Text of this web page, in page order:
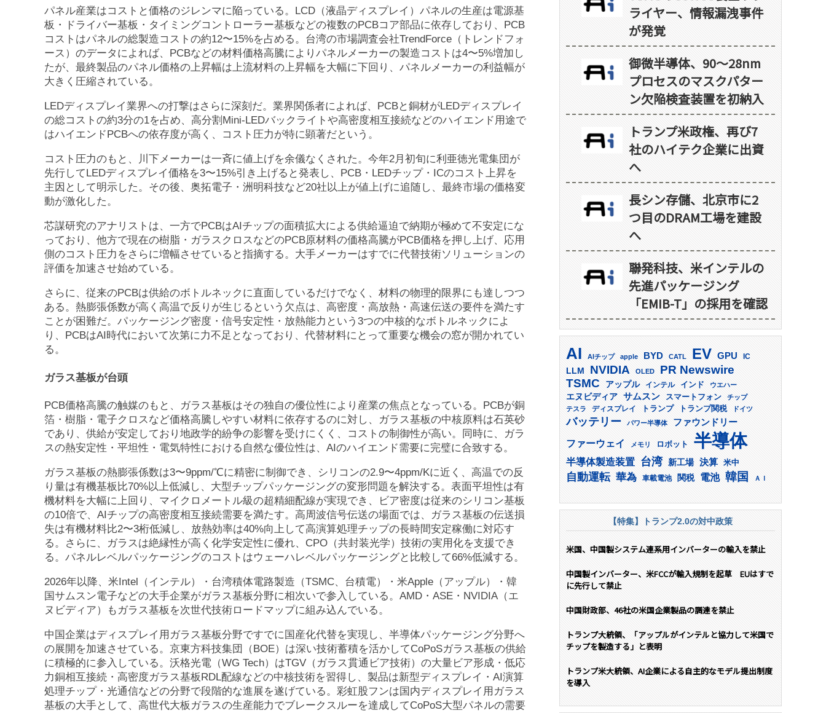
パネル産業はコストと価格のジレンマに陥っている。LCD（液晶ディスプレイ）パネルの生産は電源基
板・ドライバー基板・タイミングコントローラー基板などの複数のPCBコア部品に依存しており、PCB
コストはパネルの総製造コストの約12〜15%を占める。台湾の市場調査会社TrendForce（トレンドフォ
ース）のデータによれば、PCBなどの材料価格高騰によりパネルメーカーの製造コストは4〜5%増加し
たが、最終製品のパネル価格の上昇幅は上流材料の上昇幅を大幅に下回り、パネルメーカーの利益幅が
大きく圧縮されている。
LEDディスプレイ業界への打撃はさらに深刻だ。業界関係者によれば、PCBと銅材がLEDディスプレイ
の総コストの約3分の1を占め、高分割Mini-LEDバックライトや高密度相互接続などのハイエンド用途で
はハイエンドPCBへの依存度が高く、コスト圧力が特に顕著だという。
コスト圧力のもと、川下メーカーは一斉に値上げを余儀なくされた。今年2月初旬に利亜徳光電集団が
先行してLEDディスプレイ価格を3〜15%引き上げると発表し、PCB・LEDチップ・ICのコスト上昇を
主因として明示した。その後、奥拓電子・洲明科技など20社以上が値上げに追随し、最終市場の価格変
動が激化した。
芯謀研究のアナリストは、一方でPCBはAIチップの面積拡大による供給逼迫で納期が極めて不安定にな
っており、他方で現在の樹脂・ガラスクロスなどのPCB原材料の価格高騰がPCB価格を押し上げ、応用
側のコスト圧力をさらに増幅させていると指摘する。大手メーカーはすでに代替技術ソリューションの
評価を加速させ始めている。
さらに、従来のPCBは供給のボトルネックに直面しているだけでなく、材料の物理的限界にも達しつつ
ある。熱膨張係数が高く高温で反りが生じるという欠点は、高密度・高放熱・高速伝送の要件を満たす
ことが困難だ。パッケージング密度・信号安定性・放熱能力という3つの中核的なボトルネックによ
り、PCBはAI時代において次第に力不足となっており、代替材料にとって重要な機会の窓が開かれてい
る。
ガラス基板が台頭
PCB価格高騰の触媒のもと、ガラス基板はその独自の優位性により産業の焦点となっている。PCBが銅
箔・樹脂・電子クロスなど価格高騰しやすい材料に依存するのに対し、ガラス基板の中核原料は石英砂
であり、供給が安定しており地政学的紛争の影響を受けにくく、コストの制御性が高い。同時に、ガラ
スの熱安定性・平坦性・電気特性における自然な優位性は、AIのハイエンド需要に完璧に合致する。
ガラス基板の熱膨張係数は3〜9ppm/℃に精密に制御でき、シリコンの2.9〜4ppm/Kに近く、高温での反
り量は有機基板比70%以上低減し、大型チップパッケージングの変形問題を解決する。表面平坦性は有
機材料を大幅に上回り、マイクロメートル級の超精細配線が実現でき、ビア密度は従来のシリコン基板
の10倍で、AIチップの高密度相互接続需要を満たす。高周波信号伝送の場面では、ガラス基板の伝送損
失は有機材料比2〜3桁低減し、放熱効率は40%向上して高演算処理チップの長時間安定稼働に対応す
る。さらに、ガラスは絶縁性が高く化学安定性に優れ、CPO（共封装光学）技術の実用化を支援でき
る。パネルレベルパッケージングのコストはウェーハレベルパッケージングと比較して66%低減する。
2026年以降、米Intel（インテル）・台湾積体電路製造（TSMC、台積電）・米Apple（アップル）・韓
国サムスン電子などの大手企業がガラス基板分野に相次いで参入している。AMD・ASE・NVIDIA（エ
ヌビディア）もガラス基板を次世代技術ロードマップに組み込んでいる。
中国企業はディスプレイ用ガラス基板分野ですでに国産化代替を実現し、半導体パッケージング分野へ
の展開を加速させている。京東方科技集団（BOE）は深い技術蓄積を活かしてCoPoSガラス基板の供給
に積極的に参入している。沃格光電（WG Tech）はTGV（ガラス貫通ビア技術）の大量ビア形成・低応
力銅相互接続・高密度ガラス基板RDL配線などの中核技術を習得し、製品は新型ディスプレイ・AI演算
処理チップ・光通信などの分野で段階的な進展を遂げている。彩虹股フンは国内ディスプレイ用ガラス
基板の大手として、高世代大板ガラスの生産能力でブレークスルーを達成してCoPoS大型パネルの需要
ライヤー、情報漏洩事件
が発覚
御微半導体、90～28nm
プロセスのマスクパター
ン欠陥検査装置を初納入
トランプ米政権、再び7
社のハイテク企業に出資
へ
長シン存儲、北京市に2
つ目のDRAM工場を建設
へ
聯発科技、米インテルの
先進パッケージング
「EMIB-T」の採用を確認
AI AIチップ apple BYD CATL EV GPU IC
LLM NVIDIA OLED PR Newswire
TSMC アップル インテル インド ウエハー
エヌビディア サムスン スマートフォン
チップ
テスラ
ディスプレイ トランプ トランプ関税 ドイツ
バッテリー パワー半導体 ファウンドリー
ファーウェイ メモリ ロボット 半導体
半導体製造装置 台湾 新工場 決算 米中
自動運転 華為 車載電池 関税 電池 韓国 ＡＩ
【特集】トランプ2.0の対中政策
米国、中国製システム連系用インバーターの輸入を禁止
中国製インバーター、米FCCが輸入規制を起草 EUはすで
に先行して禁止
中国財政部、46社の米国企業製品の調達を禁止
トランプ大統領、「アップルがインテルと協力して米国で
チップを製造する」と表明
トランプ米大統領、AI企業による自主的なモデル提出制度
を導入